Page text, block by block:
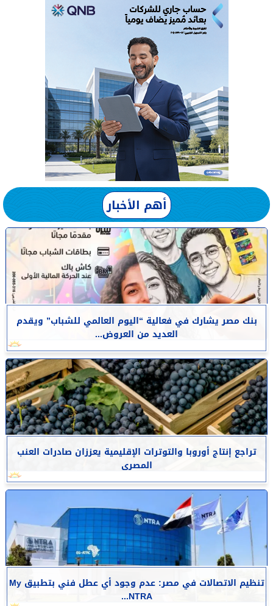
أهم الأخبار
بنك مصر يشارك في فعالية “اليوم العالمي للشباب” ويقدم
العديد من العروض...
تراجع إنتاج أوروبا والتوترات الإقليمية يعززان صادرات العنب
المصرى
تنظيم الاتصالات في مصر: عدم وجود أي عطل فني بتطبيق My
NTRA...